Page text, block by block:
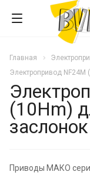
Главная
Электропривод
(10Hm)
заслонок
Приводы МАКО